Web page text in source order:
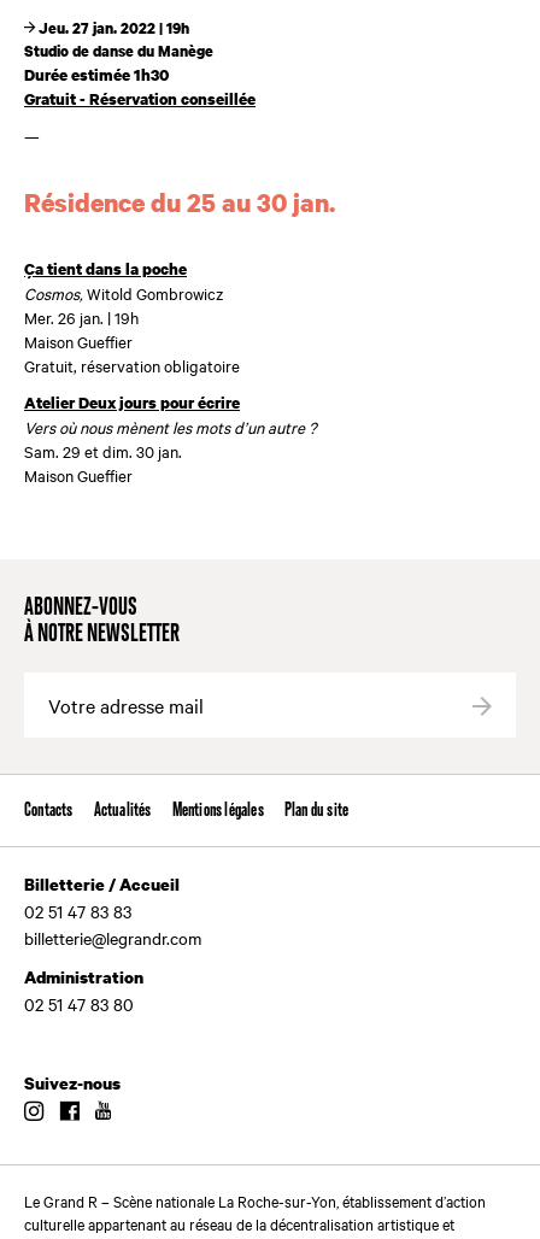
Jeu. 27 jan. 2022 | 19h
Studio de danse du Manège
Durée estimée 1h30
Gratuit - Réservation conseillée
—
Résidence du 25 au 30 jan.
Ça tient dans la poche
Cosmos, Witold Gombrowicz
Mer. 26 jan. | 19h
Maison Gueffier
Gratuit, réservation obligatoire
Atelier Deux jours pour écrire
Vers où nous mènent les mots d’un autre ?
Sam. 29 et dim. 30 jan.
Maison Gueffier
ABONNEZ-VOUS
À NOTRE NEWSLETTER
Contacts Actualités Mentions légales Plan du site
Billetterie / Accueil
02 51 47 83 83
billetterie@legrandr.com
Administration
02 51 47 83 80
Suivez-nous
InstagramFacebook
Le Grand R – Scène nationale La Roche-sur-Yon, établissement d’action
culturelle appartenant au réseau de la décentralisation artistique et